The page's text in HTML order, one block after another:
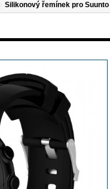
Silikonový řemínek pro